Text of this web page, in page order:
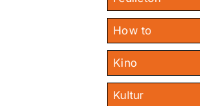
How to
Kino
Kultur